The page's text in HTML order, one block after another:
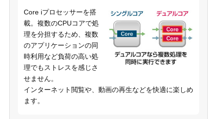
Core iプロセッサーを搭
載。複数のCPUコアで処
理を分担するため、複数
のアプリケーションの同
時利用など負荷の高い処
理でもストレスを感じさ
せません。
インターネット閲覧や、動画の再生などを快適に楽しめ
ます。